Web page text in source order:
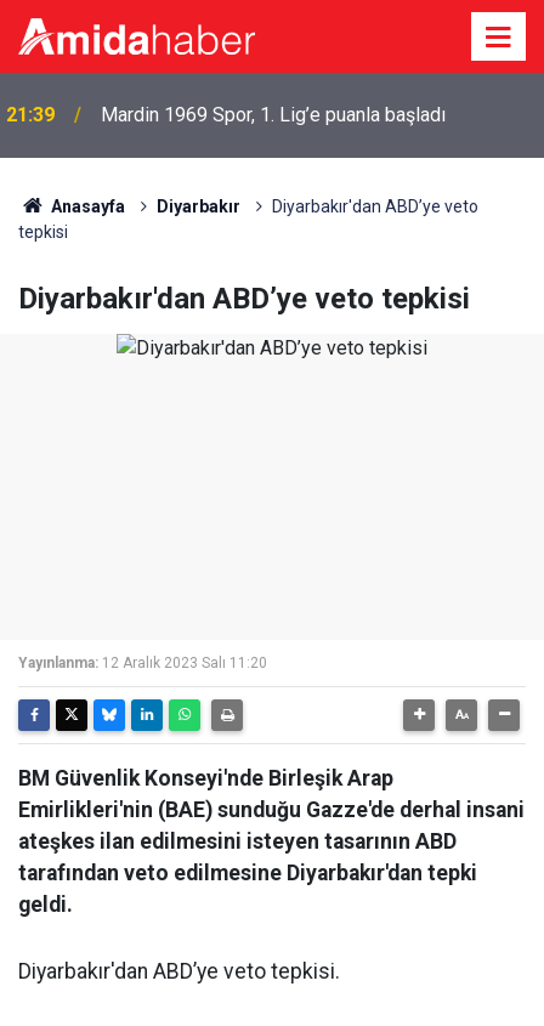
20:47 İran’dan Hürmüz mesajı: ABD’ye 6 şart
Anasayfa Diyarbakır
Diyarbakır'dan ABD’ye veto
tepkisi
Diyarbakır'dan ABD’ye veto tepkisi
Yayınlanma: 12 Aralık 2023 Salı 11:20
BM Güvenlik Konseyi'nde Birleşik Arap
Emirlikleri'nin (BAE) sunduğu Gazze'de derhal insani
ateşkes ilan edilmesini isteyen tasarının ABD
tarafından veto edilmesine Diyarbakır'dan tepki
geldi.
Diyarbakır'dan ABD’ye veto tepkisi.